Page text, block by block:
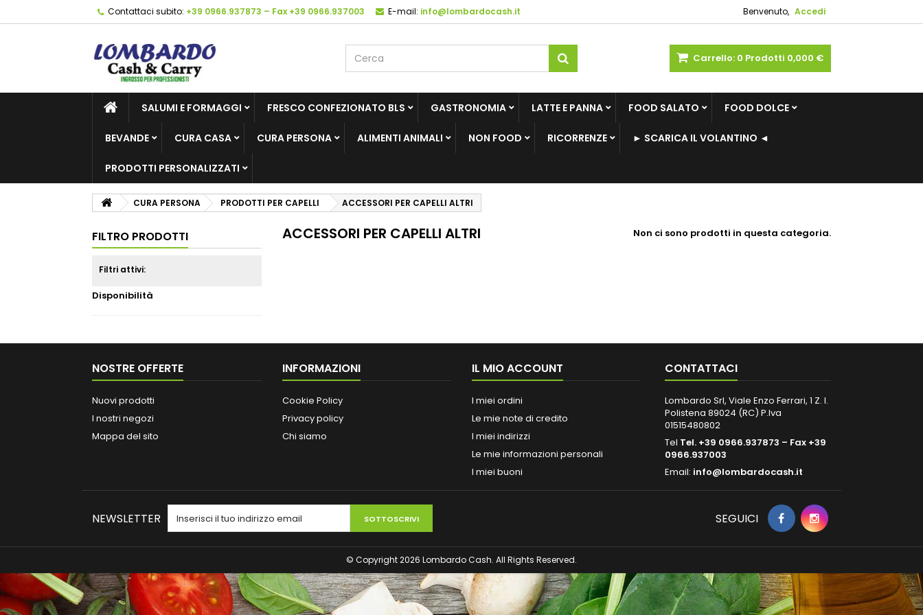
Benvenuto, Accedi
Contattaci subito: +39 0966.937873 – Fax +39 0966.937003 E-mail: info@lombardocash.it
Carrello: 0 Prodotti 0,000 €
SALUMI E FORMAGGI FRESCO CONFEZIONATO BLS GASTRONOMIA LATTE E PANNA FOOD SALATO FOOD DOLCE
BEVANDE CURA CASA CURA PERSONA ALIMENTI ANIMALI NON FOOD RICORRENZE ► SCARICA IL VOLANTINO ◄
PRODOTTI PERSONALIZZATI
CURA PERSONA PRODOTTI PER CAPELLI ACCESSORI PER CAPELLI ALTRI
FILTRO PRODOTTI
Filtri attivi:
Disponibilità
ACCESSORI PER CAPELLI ALTRI Non ci sono prodotti in questa categoria.
NOSTRE OFFERTE
Nuovi prodotti
I nostri negozi
Mappa del sito
INFORMAZIONI
Cookie Policy
Privacy policy
Chi siamo
© Copyright 2026 Lombardo Cash. All Rights Reserved.
IL MIO ACCOUNT
I miei ordini
Le mie note di credito
I miei indirizzi
Le mie informazioni personali
I miei buoni
CONTATTACI
Lombardo Srl, Viale Enzo Ferrari, 1 Z. I.
Polistena 89024 (RC) P.Iva
01515480802
Tel Tel. +39 0966.937873 – Fax +39
0966.937003
Email: info@lombardocash.it
NEWSLETTER SOTTOSCRIVI SEGUICI